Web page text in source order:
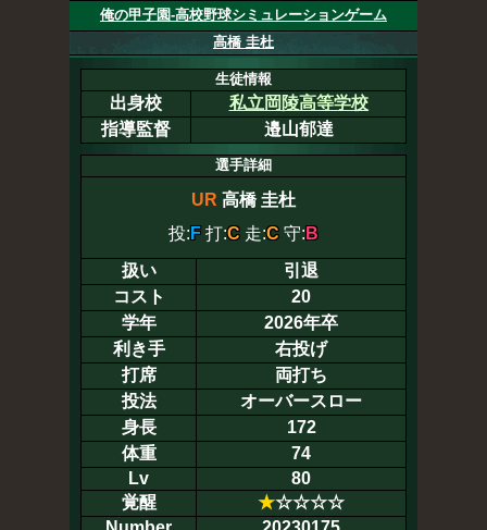
俺の甲子園-高校野球シミュレーションゲーム
高橋 圭杜
生徒情報
出身校
私立岡陵高等学校
指導監督
邉山郁達
選手詳細
UR 高橋 圭杜
投: F 打:C 走:C 守: B
扱い
引退
コスト
20
学年
2026年卒
利き手
右投げ
打席
両打ち
投法
オーバースロー
身長
172
体重
74
Lv
80
覚醒
★☆☆☆☆